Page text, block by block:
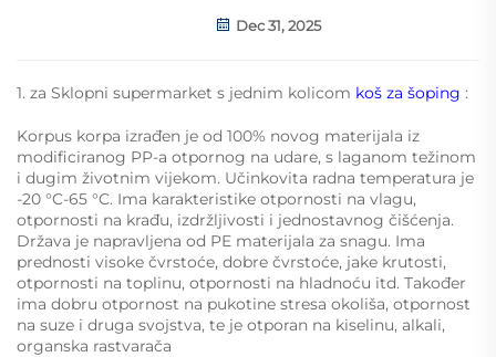
Dec 31, 2025
1. za Sklopni supermarket s jednim kolicom koš za šoping :
Korpus korpa izrađen je od 100% novog materijala iz
modificiranog PP-a otpornog na udare, s laganom težinom
i dugim životnim vijekom. Učinkovita radna temperatura je
-20 °C-65 °C. Ima karakteristike otpornosti na vlagu,
otpornosti na krađu, izdržljivosti i jednostavnog čišćenja.
Država je napravljena od PE materijala za snagu. Ima
prednosti visoke čvrstoće, dobre čvrstoće, jake krutosti,
otpornosti na toplinu, otpornosti na hladnoću itd. Također
ima dobru otpornost na pukotine stresa okoliša, otpornost
na suze i druga svojstva, te je otporan na kiselinu, alkali,
organska rastvarača